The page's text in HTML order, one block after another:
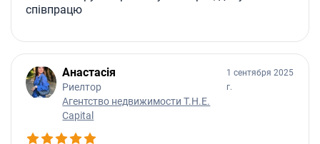
співпрацю
Анастасія
Риелтор
Агентство недвижимости T.H.E.
Capital
1 сентября 2025
г.